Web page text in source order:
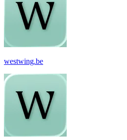
westwing.be